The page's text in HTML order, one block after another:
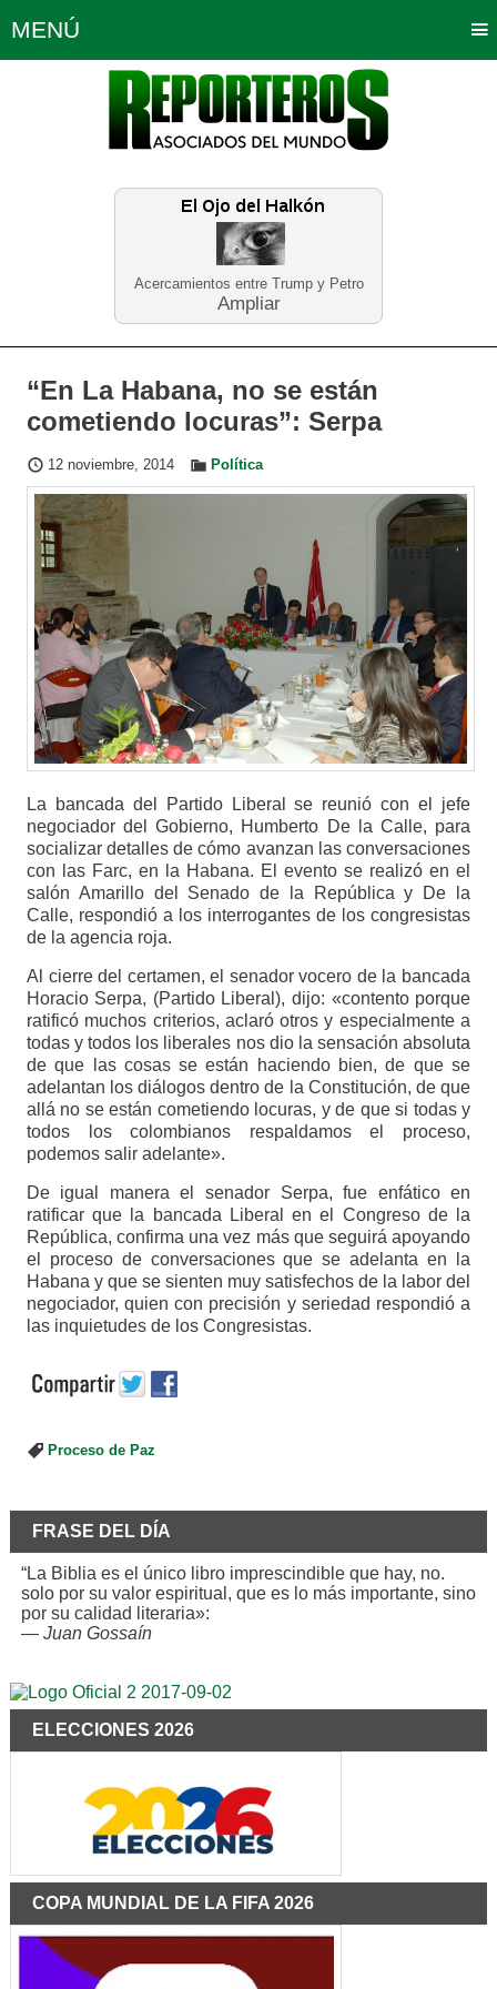
Acercamientos entre Trump y Petro
Ampliar
MENÚ
Política Opinión Bogotá
Planeta Tierra Deportes
Educación Neira
“En La Habana, no se están
cometiendo locuras”: Serpa
12 noviembre, 2014 Política
La bancada del Partido Liberal se reunió con el jefe
negociador del Gobierno, Humberto De la Calle, para
socializar detalles de cómo avanzan las conversaciones
con las Farc, en la Habana. El evento se realizó en el
salón Amarillo del Senado de la República y De la
Calle, respondió a los interrogantes de los congresistas
de la agencia roja.
Al cierre del certamen, el senador vocero de la bancada
Horacio Serpa, (Partido Liberal), dijo: «contento porque
ratificó muchos criterios, aclaró otros y especialmente a
todas y todos los liberales nos dio la sensación absoluta
de que las cosas se están haciendo bien, de que se
adelantan los diálogos dentro de la Constitución, de que
allá no se están cometiendo locuras, y de que si todas y
todos los colombianos respaldamos el proceso,
podemos salir adelante».
De igual manera el senador Serpa, fue enfático en
ratificar que la bancada Liberal en el Congreso de la
República, confirma una vez más que seguirá apoyando
el proceso de conversaciones que se adelanta en la
Habana y que se sienten muy satisfechos de la labor del
negociador, quien con precisión y seriedad respondió a
las inquietudes de los Congresistas.
Proceso de Paz
FRASE DEL DÍA
“La Biblia es el único libro imprescindible que hay, no.
solo por su valor espiritual, que es lo más importante, sino
por su calidad literaria»:
— Juan Gossaín
ELECCIONES 2026
COPA MUNDIAL DE LA FIFA 2026